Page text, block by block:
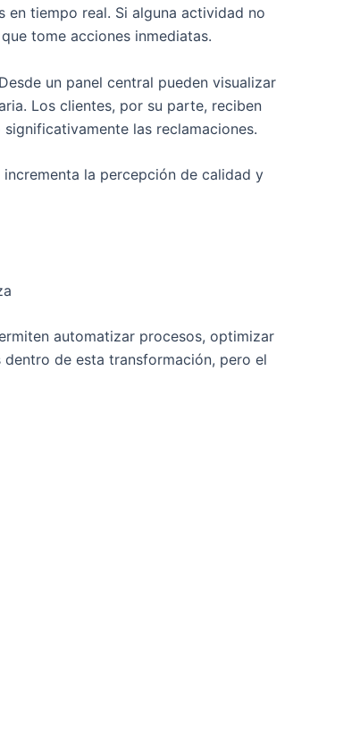
tiempo real. Si alguna actividad no
tome acciones inmediatas.
un panel central pueden visualizar
Los clientes, por su parte, reciben
las reclamaciones.
la percepción de calidad y
automatizar procesos, optimizar
de esta transformación, pero el